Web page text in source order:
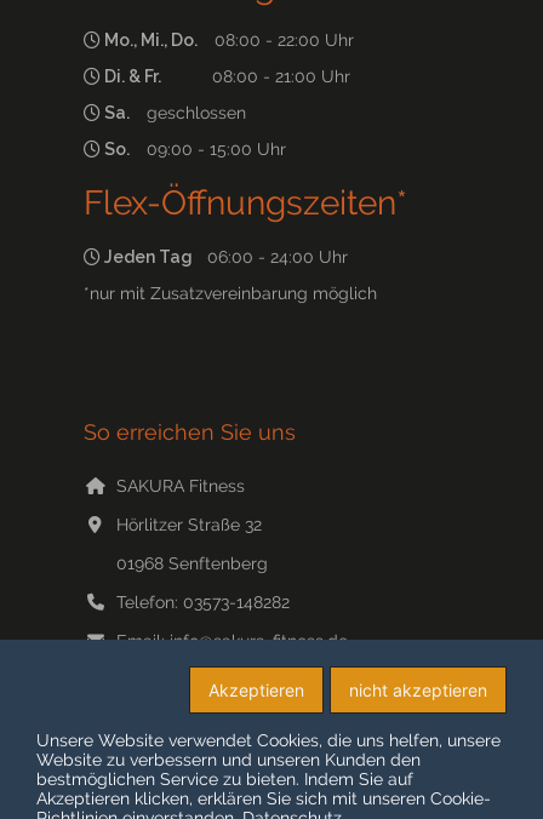
Mo., Mi., Do.
08:00 - 22:00 Uhr
Di. & Fr.
08:00 - 21:00 Uhr
Sa.
geschlossen
So.
09:00 - 15:00 Uhr
Flex-Öffnungszeiten*
Jeden Tag 06:00 - 24:00 Uhr
*nur mit Zusatzvereinbarung möglich
So erreichen Sie uns
SAKURA Fitness
Hörlitzer Straße 32
01968 Senftenberg
Telefon: 03573-148282
Email:info@sakura-fitness.de
www.sakura-fitness.de/
© COPYRIGHT 2026 SAKURA-FITNESS
nicht akzeptieren
Akzeptieren
Unsere Website verwendet Cookies, die uns helfen, unsere
Website zu verbessern und unseren Kunden den
bestmöglichen Service zu bieten. Indem Sie auf
Akzeptieren klicken, erklären Sie sich mit unseren Cookie-